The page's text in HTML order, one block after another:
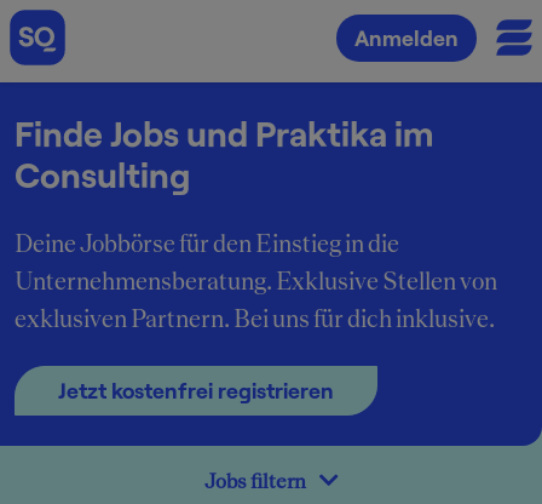
Anmelden
Finde Jobs und Praktika im
Consulting
Deine Jobbörse für den Einstieg in die
Unternehmensberatung. Exklusive Stellen von
exklusiven Partnern. Bei uns für dich inklusive.
Jetzt kostenfrei registrieren
Jobs filtern